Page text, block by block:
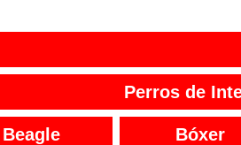
Perros de
Beagle Bóxer